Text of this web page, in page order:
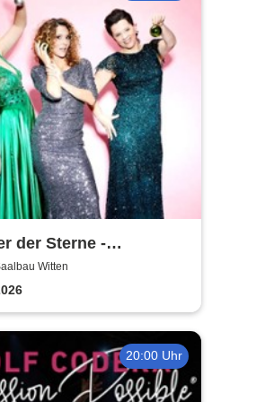
der Sterne -
|
Volksbühne
Witten
20:00 Uhr